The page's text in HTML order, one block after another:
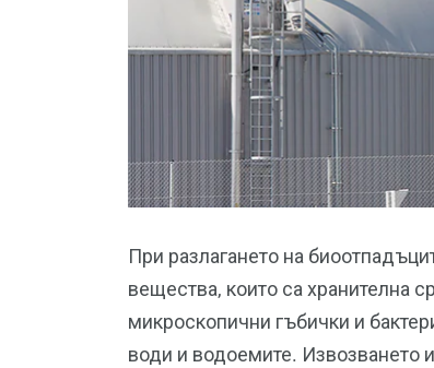
При разлагането на
вещества, които са хранителна
микроскопични гъбички и
води и водоемите. Извозването